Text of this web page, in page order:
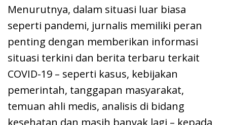
Menurutnya, dalam situasi luar biasa
seperti pandemi, jurnalis memiliki peran
penting dengan memberikan informasi
situasi terkini dan berita terbaru terkait
COVID-19 – seperti kasus, kebijakan
pemerintah, tanggapan masyarakat,
temuan ahli medis, analisis di bidang
kesehatan dan masih banyak lagi – kepada